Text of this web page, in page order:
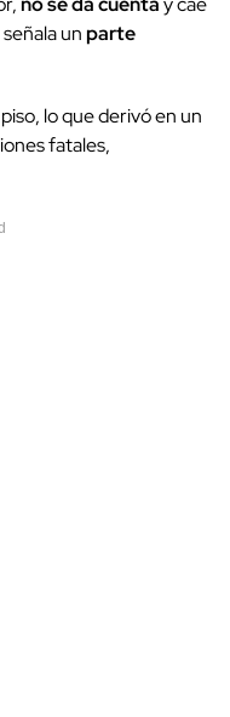
unparte
lo que derivó en un
fatales,